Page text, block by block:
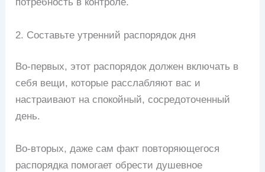
потребность в контроле.
2. Составьте утренний распорядок дня
Во-первых, этот распорядок должен включать в
себя вещи, которые расслабляют вас и
настраивают на спокойный, сосредоточенный
день.
Во-вторых, даже сам факт повторяющегося
распорядка помогает обрести душевное